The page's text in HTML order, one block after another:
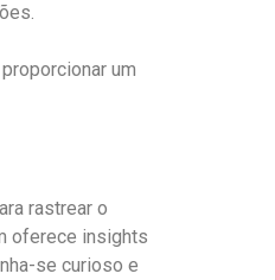
um
rastrear o
⁣oferece insights
se curioso e